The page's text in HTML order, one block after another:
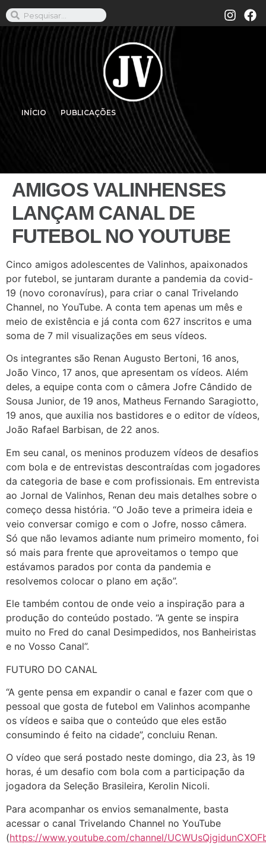
INÍCIO PUBLICAÇÕES
AMIGOS VALINHENSES
LANÇAM CANAL DE
FUTEBOL NO YOUTUBE
Cinco amigos adolescentes de Valinhos, apaixonados
por futebol, se juntaram durante a pandemia da covid-
19 (novo coronavírus), para criar o canal Trivelando
Channel, no YouTube. A conta tem apenas um mês e
meio de existência e já conta com 627 inscritos e uma
soma de 7 mil visualizações em seus vídeos.
Os integrantes são Renan Augusto Bertoni, 16 anos,
João Vinco, 17 anos, que apresentam os vídeos. Além
deles, a equipe conta com o câmera Jofre Cândido de
Sousa Junior, de 19 anos, Matheus Fernando Saragiotto,
19 anos, que auxilia nos bastidores e o editor de vídeos,
João Rafael Barbisan, de 22 anos.
Em seu canal, os meninos produzem vídeos de desafios
com bola e de entrevistas descontraídas com jogadores
da categoria de base e com profissionais. Em entrevista
ao Jornal de Valinhos, Renan deu mais detalhes sobre o
começo dessa história. “O João teve a primeira ideia e
veio conversar comigo e com o Jofre, nosso câmera.
Só que não levamos adiante num primeiro momento, foi
só mais para frente que aproveitamos o tempo que
estávamos parados por conta da pandemia e
resolvemos colocar o plano em ação”.
Ele também contou de onde veio a inspiração para a
produção do conteúdo postado. “A gente se inspira
muito no Fred do canal Desimpedidos, nos Banheiristas
e no Vosso Canal”.
FUTURO DO CANAL
“A gente pensa em expandir o canal e fazer com que o
pessoal que gosta de futebol em Valinhos acompanhe
os vídeos e saiba que o conteúdo que eles estão
consumindo é feito na cidade”, concluiu Renan.
O vídeo que será postado neste domingo, dia 23, às 19
horas, é um desafio com bola com a participação da
jogadora da Seleção Brasileira, Kerolin Nicoli.
Para acompanhar os envios semanalmente, basta
acessar o canal Trivelando Channel no YouTube
(https://www.youtube.com/channel/